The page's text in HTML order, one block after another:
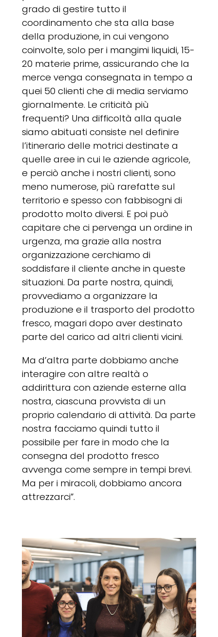
grado di gestire tutto il
coordinamento che sta alla base
della produzione, in cui vengono
coinvolte, solo per i mangimi liquidi, 15-
20 materie prime, assicurando che la
merce venga consegnata in tempo a
quei 50 clienti che di media serviamo
giornalmente. Le criticità più
frequenti? Una difficoltà alla quale
siamo abituati consiste nel definire
l’itinerario delle motrici destinate a
quelle aree in cui le aziende agricole,
e perciò anche i nostri clienti, sono
meno numerose, più rarefatte sul
territorio e spesso con fabbisogni di
prodotto molto diversi. E poi può
capitare che ci pervenga un ordine in
urgenza, ma grazie alla nostra
organizzazione cerchiamo di
soddisfare il cliente anche in queste
situazioni. Da parte nostra, quindi,
provvediamo a organizzare la
produzione e il trasporto del prodotto
fresco, magari dopo aver destinato
parte del carico ad altri clienti vicini.
Ma d’altra parte dobbiamo anche
interagire con altre realtà o
addirittura con aziende esterne alla
nostra, ciascuna provvista di un
proprio calendario di attività. Da parte
nostra facciamo quindi tutto il
possibile per fare in modo che la
consegna del prodotto fresco
avvenga come sempre in tempi brevi.
Ma per i miracoli, dobbiamo ancora
attrezzarci”.